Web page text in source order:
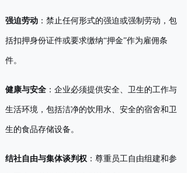
强迫劳动 ：禁止任何形式的强迫或强制劳动，包
括扣押身份证件或要求缴纳“押金”作为雇佣条
件。
健康与安全 ：企业必须提供安全、卫生的工作与
生活环境，包括洁净的饮用水、安全的宿舍和卫
生的食品存储设备。
结社自由与集体谈判权 ：尊重员工自由组建和参